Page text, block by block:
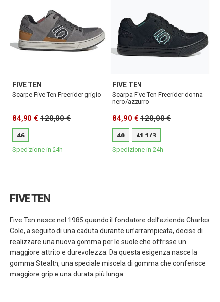
FIVE TEN
Scarpe Five Ten Freerider grigio
84,90 € 120,00 €
46
Spedizione in 24h
FIVE TEN
Scarpa Five Ten Freerider donna
nero/azzurro
84,90 € 120,00 €
40
41 1/3
Spedizione in 24h
FIVE TEN
Five Ten nasce nel 1985 quando il fondatore dell’azienda Charles
Cole, a seguito di una caduta durante un’arrampicata, decise di
realizzare una nuova gomma per le suole che offrisse un
maggiore attrito e durevolezza. Da questa esigenza nasce la
gomma Stealth, una speciale miscela di gomma che conferisce
maggiore grip e una durata più lunga.